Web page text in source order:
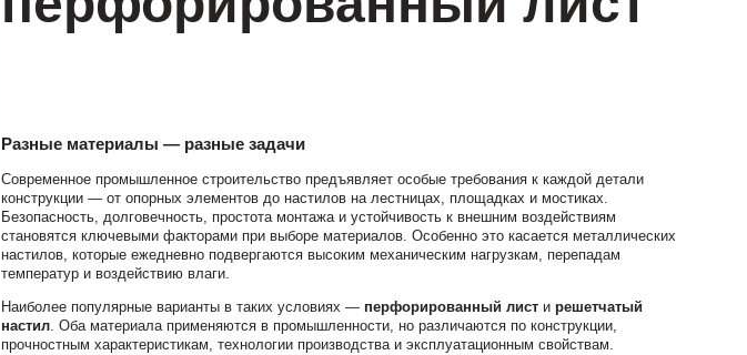
Разные материалы — разные задачи
Современное промышленное строительство предъявляет особые требования к каждой детали
конструкции — от опорных элементов до настилов на лестницах, площадках и мостиках.
Безопасность, долговечность, простота монтажа и устойчивость к внешним воздействиям
становятся ключевыми факторами при выборе материалов. Особенно это касается металлических
настилов, которые ежедневно подвергаются высоким механическим нагрузкам, перепадам
температур и воздействию влаги.
Наиболее популярные варианты в таких условиях — перфорированный лист и решетчатый
настил. Оба материала применяются в промышленности, но различаются по конструкции,
прочностным характеристикам, технологии производства и эксплуатационным свойствам.